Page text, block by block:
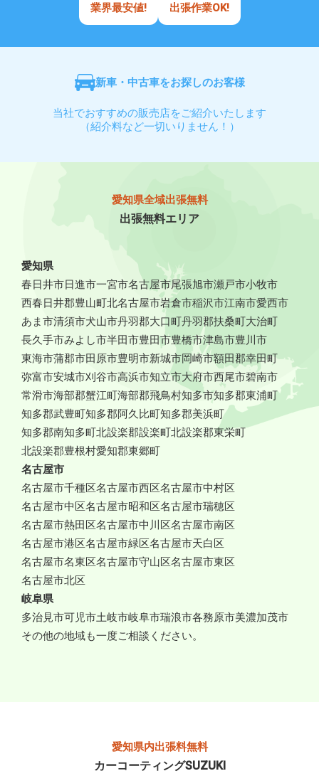
業界最安値! 出張作業OK!
新車・中古車をお探しのお客様
当社でおすすめの販売店をご紹介いたします
（紹介料など一切いりません！）
愛知県全域出張無料
出張無料エリア
愛知県
春日井市日進市一宮市名古屋市尾張旭市瀬戸市小牧市
西春日井郡豊山町北名古屋市岩倉市稲沢市江南市愛西市
あま市清須市犬山市丹羽郡大口町丹羽郡扶桑町大治町
長久手市みよし市半田市豊田市豊橋市津島市豊川市
東海市蒲郡市田原市豊明市新城市岡崎市額田郡幸田町
弥富市安城市刈谷市高浜市知立市大府市西尾市碧南市
常滑市海部郡蟹江町海部郡飛鳥村知多市知多郡東浦町
知多郡武豊町知多郡阿久比町知多郡美浜町
知多郡南知多町北設楽郡設楽町北設楽郡東栄町
北設楽郡豊根村愛知郡東郷町
名古屋市
名古屋市千種区名古屋市西区名古屋市中村区
名古屋市中区名古屋市昭和区名古屋市瑞穂区
名古屋市熱田区名古屋市中川区名古屋市南区
名古屋市港区名古屋市緑区名古屋市天白区
名古屋市名東区名古屋市守山区名古屋市東区
名古屋市北区
岐阜県
多治見市可児市土岐市岐阜市瑞浪市各務原市美濃加茂市
その他の地域も一度ご相談ください。
愛知県内出張料無料
カーコーティングSUZUKI